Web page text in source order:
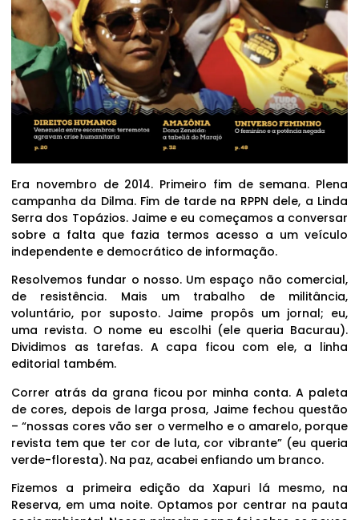
Era novembro de 2014. Primeiro fim de semana. Plena
campanha da Dilma. Fim de tarde na RPPN dele, a Linda
Serra dos Topázios. Jaime e eu começamos a conversar
sobre a falta que fazia termos acesso a um veículo
independente e democrático de informação.
Resolvemos fundar o nosso. Um espaço não comercial,
de resistência. Mais um trabalho de militância,
voluntário, por suposto. Jaime propôs um jornal; eu,
uma revista. O nome eu escolhi (ele queria Bacurau).
Dividimos as tarefas. A capa ficou com ele, a linha
editorial também.
Correr atrás da grana ficou por minha conta. A paleta
de cores, depois de larga prosa, Jaime fechou questão
– “nossas cores vão ser o vermelho e o amarelo, porque
revista tem que ter cor de luta, cor vibrante” (eu queria
verde-floresta). Na paz, acabei enfiando um branco.
Fizemos a primeira edição da Xapuri lá mesmo, na
Reserva, em uma noite. Optamos por centrar na pauta